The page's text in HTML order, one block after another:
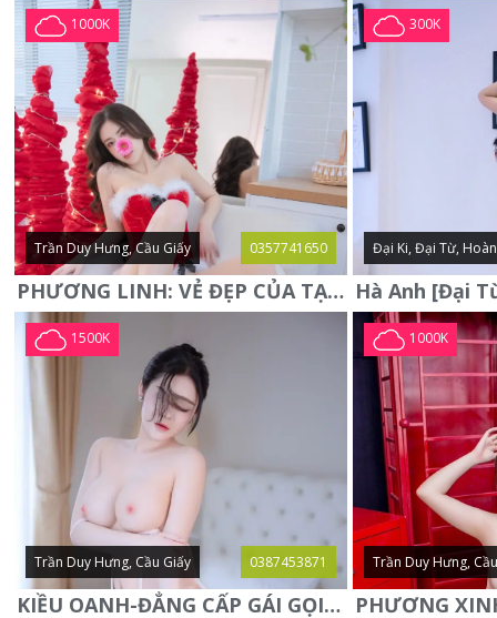
1000K
Trần Duy Hưng, Cầu Giấy 0357741650
PHƯƠNG LINH: VẺ ĐẸP CỦA TẠO HÓA, XINH ĐẸP, SEXY, QUYỄN RŨ
300K
Đại Ki, Đại Từ,
1500K
Trần Duy Hưng, Cầu Giấy 0387453871
KIỀU OANH-ĐẲNG CẤP GÁI GỌI XINH SANG-NGOAN NGOÃN
1000K
Trần Duy Hưng,